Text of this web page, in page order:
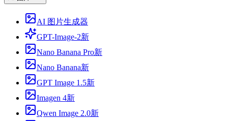
AI 图片生成器
GPT-Image-2新
Nano Banana Pro新
Nano Banana新
GPT Image 1.5新
Imagen 4新
Qwen Image 2.0新